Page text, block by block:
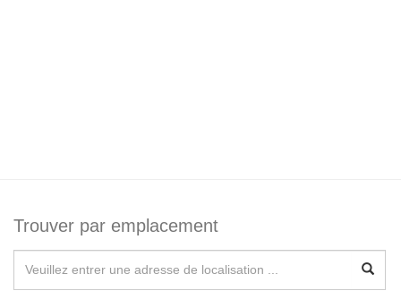
Trouver par emplacement